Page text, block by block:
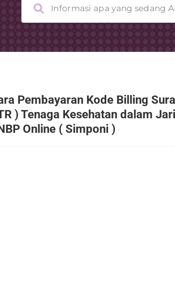
Pembayaran Kode Billing
) Tenaga Kesehatan dalam
Online ( Simponi )